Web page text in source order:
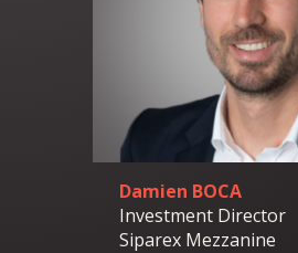
Damien BOCA
Investment Director
Siparex Mezzanine